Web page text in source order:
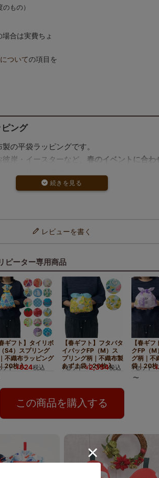
もの）
合は実費ちょ
ついての項目を
ング
の平袋ラッピングです。
岸・イースターなど、 春のイベントに合
ラッピングにぴったりです。
やイベント配布用にも活躍します。
ング加工を施し、結ぶとカーネーション
わしい高級感 を演出します。
レビューを書く
ピーター専用商品
春ギフト】タイリボ
S4）スプリング
不織布ラッピング
20枚入
ット ¥924税込
【春ギフト】フタバタ
イパックFP（M）ス
プリング柄｜不織布製
あずま袋｜20枚入
1セット ¥2,354税込
【春ギ
クFP（M
グ柄｜不
袋｜20枚
1セット ¥
〜
この商品を購入する